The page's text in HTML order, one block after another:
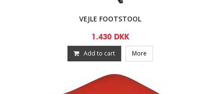
VEJLE FOOTSTOOL
1.430 DKK
Add to cart More